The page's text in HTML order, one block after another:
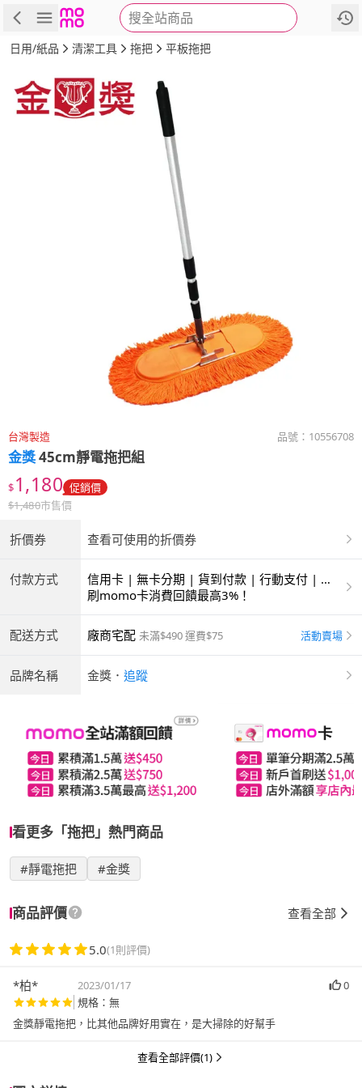
搜全站商品
商品 評價 詳情
日用/紙品 清潔工具 拖把 平板拖把
台灣製造 品號： 10556708
金獎45cm靜電拖把組
$1,180 促銷價
$1,480市售價
折價券 查看可使用的折價券
付款方式
信用卡 | 無卡分期 | 貨到付款 | 行動支付 | 超
商付款 | ATM | 銀聯卡
刷momo卡消費回饋最高3%！
配送方式 廠商宅配 未滿$490 運費$75 活動賣場
品牌名稱 金獎 ． 追蹤
看更多「拖把」熱門商品
#靜電拖把 #金獎
商品評價 查看全部
5.0(1則評價)
*柏* 2023/01/17
0
規格：無
金獎靜電拖把，比其他品牌好用實在，是大掃除的好幫手
查看全部評價(1)